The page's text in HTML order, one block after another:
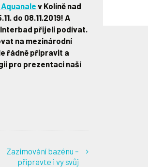
v Kolíně nad
do 08.11.2019! A
přijeli podívat.
na mezinárodní
řádně připravit a
pro prezentaci naší
Zazimování bazénu –
připravte i vy svůj